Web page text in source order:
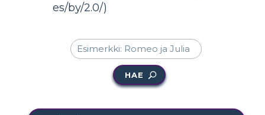
es/by/2.0/)
HAE